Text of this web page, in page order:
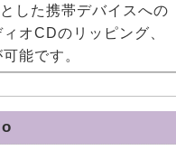
した携帯デバイスへの
オCDのリッピング、
能です。